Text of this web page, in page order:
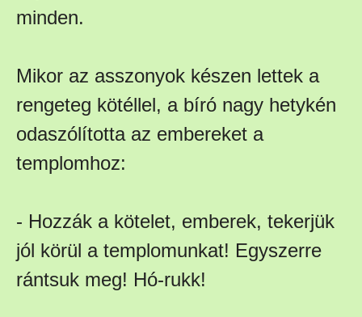
minden.
Mikor az asszonyok készen lettek a
rengeteg kötéllel, a bíró nagy hetykén
odaszólította az embereket a
templomhoz:
- Hozzák a kötelet, emberek, tekerjük
jól körül a templomunkat! Egyszerre
rántsuk meg! Hó-rukk!